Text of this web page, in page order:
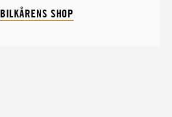
BILKÅRENS SHOP